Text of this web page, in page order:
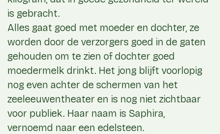
is gebracht.
Alles gaat goed met moeder en dochter, ze
worden door de verzorgers goed in de gaten
gehouden om te zien of dochter goed
moedermelk drinkt. Het jong blijft voorlopig
nog even achter de schermen van het
zeeleeuwentheater en is nog niet zichtbaar
voor publiek. Haar naam is Saphira,
vernoemd naar een edelsteen.